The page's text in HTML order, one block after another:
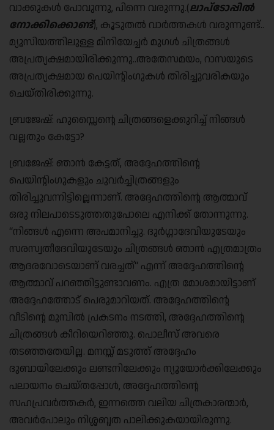
വാക്കുകൾ പോവുന്നു, പിന്നെ വരുന്നു.(ലാപ്ടോപ്പിൽ
നോക്കിക്കൊണ്ട്), കൂടുതൽ വാർത്തകൾ വരുന്നുണ്ട്..
മ്യൂസിയത്തിലുള്ള മിനിയേച്ചർ മുഗൾ ചിത്രങ്ങൾ
അപ്രത്യക്ഷമായിരിക്കുന്നു..അതേസമയം, റാസയുടെ
അപ്രത്യക്ഷമായ പെയിന്റിംഗുകൾ തിരിച്ചുവരികയും
ചെയ്തിരിക്കുന്നു.
ബ്രജേഷ്: ഹുസ്സൈന്റെ ചിത്രങ്ങളെക്കുറിച്ച് നിങ്ങൾ
വല്ലതും കേട്ടോ?
ബ്രജേഷ്: ഞാൻ കേട്ടത്, അദ്ദേഹത്തിന്റെ
പെയിന്റിംഗുകളും ചുവർച്ചിത്രങ്ങളും
തിരിച്ചുവന്നിട്ടില്ലെന്നാണ്. അദ്ദേഹത്തിന്റെ ആത്മാവ്
ഒരു നിലപാടെടുത്തതുപോലെ എനിക്ക് തോന്നുന്നു.
“നിങ്ങൾ എന്നെ അപമാനിച്ചു. ദുർഗ്ഗാദേവിയുടേയും
സരസ്വതീദേവിയുടേയും ചിത്രങ്ങൾ ഞാൻ എത്രമാത്രം
ആദരവോടെയാണ് വരച്ചത്“ എന്ന് അദ്ദേഹത്തിന്റെ
ആത്മാവ് പറഞ്ഞിട്ടുണ്ടാവണം. എത്ര മോശമായിട്ടാണ്
അദ്ദേഹത്തോട് പെരുമാറിയത്. അദ്ദേഹത്തിന്റെ
വീടിന്റെ മുമ്പിൽ പ്രകടനം നടത്തി, അദ്ദേഹത്തിന്റെ
ചിത്രങ്ങൾ കീറിയെറിഞ്ഞു. പൊലീസ് അവരെ
തടഞ്ഞതേയില്ല. മനസ്സ് മടുത്ത് അദ്ദേഹം
ദുബായിലേക്കും ലണ്ടനിലേക്കും ന്യൂയോർക്കിലേക്കും
പലായനം ചെയ്തപ്പോൾ, അദ്ദേഹത്തിന്റെ
സഹപ്രവർത്തകർ, ഇന്നത്തെ വലിയ ചിത്രകാരന്മാർ,
അവർപോലും നിശ്ശബ്ദത പാലിക്കുകയായിരുന്നു.